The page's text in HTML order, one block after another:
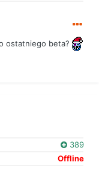
ostatniego beta?
389
Offline